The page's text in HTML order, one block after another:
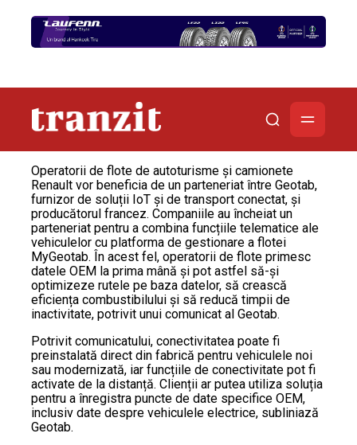
Operatorii de flote de autoturisme și camionete
Renault vor beneficia de un parteneriat între Geotab,
furnizor de soluții IoT și de transport conectat, și
producătorul francez. Companiile au încheiat un
parteneriat pentru a combina funcțiile telematice ale
vehiculelor cu platforma de gestionare a flotei
MyGeotab. În acest fel, operatorii de flote primesc
datele OEM la prima mână și pot astfel să-și
optimizeze rutele pe baza datelor, să crească
eficiența combustibilului și să reducă timpii de
inactivitate, potrivit unui comunicat al Geotab.
Potrivit comunicatului, conectivitatea poate fi
preinstalată direct din fabrică pentru vehiculele noi
sau modernizată, iar funcțiile de conectivitate pot fi
activate de la distanță. Clienții ar putea utiliza soluția
pentru a înregistra puncte de date specifice OEM,
inclusiv date despre vehiculele electrice, subliniază
Geotab.